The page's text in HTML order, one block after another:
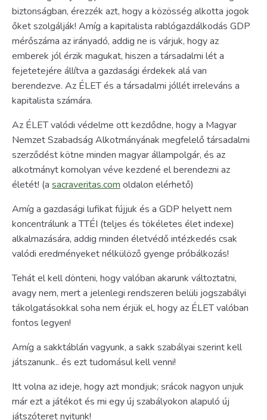
biztonságban, érezzék azt, hogy a közösség alkotta jogok
őket szolgálják! Amíg a kapitalista rablógazdálkodás GDP
mérőszáma az irányadó, addig ne is várjuk, hogy az
emberek jól érzik magukat, hiszen a társadalmi lét a
fejetetejére állítva a gazdasági érdekek alá van
berendezve. Az ÉLET és a társadalmi jóllét irreleváns a
kapitalista számára.
Az ÉLET valódi védelme ott kezdődne, hogy a Magyar
Nemzet Szabadság Alkotmányának megfelelő társadalmi
szerződést kötne minden magyar állampolgár, és az
alkotmányt komolyan véve kezdené el berendezni az
életét! (a sacraveritas.com oldalon elérhető)
Amíg a gazdasági lufikat fújjuk és a GDP helyett nem
koncentrálunk a TTÉI (teljes és tökéletes élet indexe)
alkalmazására, addig minden életvédő intézkedés csak
valódi eredményeket nélkülöző gyenge próbálkozás!
Tehát el kell dönteni, hogy valóban akarunk változtatni,
avagy nem, mert a jelenlegi rendszeren belüli jogszabályi
tákolgatásokkal soha nem érjük el, hogy az ÉLET valóban
fontos legyen!
Amíg a sakktáblán vagyunk, a sakk szabályai szerint kell
játszanunk.. és ezt tudomásul kell venni!
Itt volna az ideje, hogy azt mondjuk; srácok nagyon unjuk
már ezt a játékot és mi egy új szabályokon alapuló új
játszóteret nyitunk!